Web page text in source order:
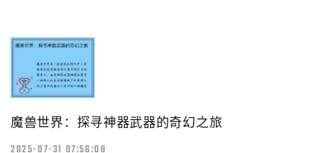
魔兽世界：探寻神器武器的奇幻之旅